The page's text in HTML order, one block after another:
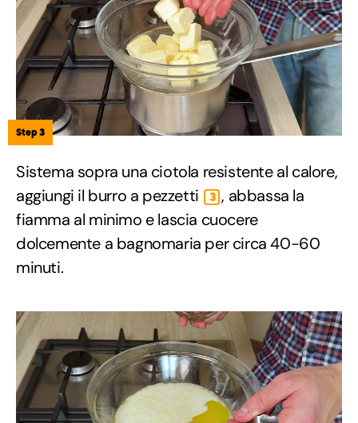
Step 3
Sistema sopra una ciotola resistente al calore,
aggiungi il burro a pezzetti
3 , abbassa la
fiamma al minimo e lascia cuocere
dolcemente a bagnomaria per circa 40-60
minuti.